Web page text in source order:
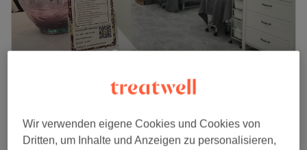
828 Bewertungen
Naturnagelverstärkung
30 Min.
Wir verwenden eigene Cookies und Cookies von
Dritten, um Inhalte und Anzeigen zu personalisieren,